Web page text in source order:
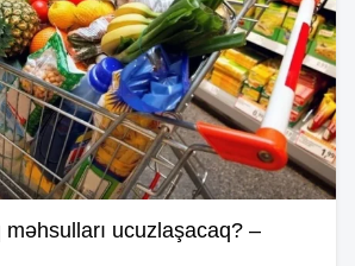
məhsulları ucuzlaşacaq? –